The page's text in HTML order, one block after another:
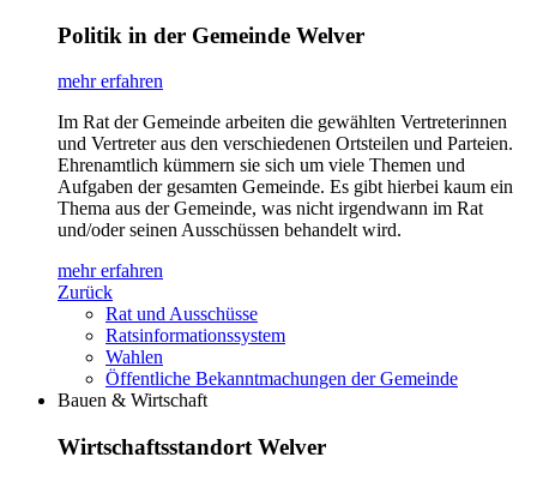
Politik in der Gemeinde Welver
mehr erfahren
Im Rat der Gemeinde arbeiten die gewählten Vertreterinnen
und Vertreter aus den verschiedenen Ortsteilen und Parteien.
Ehrenamtlich kümmern sie sich um viele Themen und
Aufgaben der gesamten Gemeinde. Es gibt hierbei kaum ein
Thema aus der Gemeinde, was nicht irgendwann im Rat
und/oder seinen Ausschüssen behandelt wird.
mehr erfahren
Zurück
Rat und Ausschüsse
Ratsinformationssystem
Wahlen
Öffentliche Bekanntmachungen der Gemeinde
Bauen & Wirtschaft
Wirtschaftsstandort Welver